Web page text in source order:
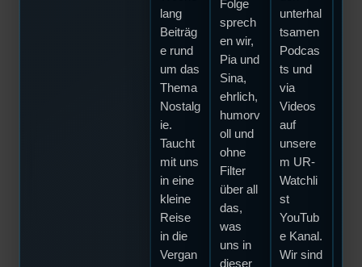
lang
Beiträg
e rund
um das
Thema
Nostalg
ie.
Taucht
mit uns
in eine
kleine
Reise
in die
Vergan
Folge
sprech
en wir,
Pia und
Sina,
ehrlich,
humorv
oll und
ohne
Filter
über all
das,
was
uns in
dieser
unterhal
tsamen
Podcas
ts und
via
Videos
auf
unsere
m UR-
Watchli
st
YouTub
e Kanal.
Wir sind